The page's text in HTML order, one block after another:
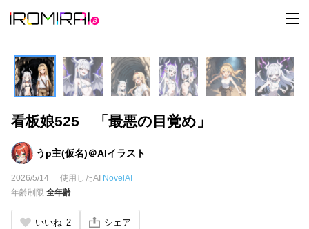
t
o
l
e
n
a
v
看板娘525 「最悪の目覚め」
うp主(仮名)＠AIイラスト
2026/5/14 使用したAI NovelAI
年齢制限 全年齢
いいね 2 シェア